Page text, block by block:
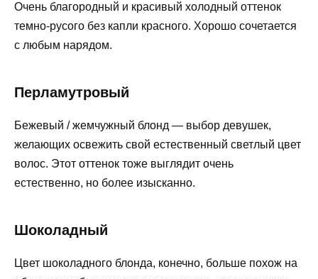
Очень благородный и красивый холодный оттенок
темно-русого без капли красного. Хорошо сочетается
с любым нарядом.
Перламутровый
Бежевый / жемчужный блонд — выбор девушек,
желающих освежить свой естественный светлый цвет
волос. Этот оттенок тоже выглядит очень
естественно, но более изысканно.
Шоколадный
Цвет шоколадного блонда, конечно, больше похож на